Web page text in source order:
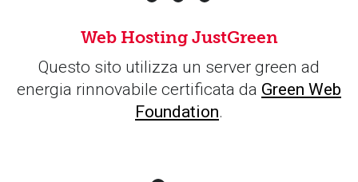
Web Hosting JustGreen
Questo sito utilizza un server green ad
energia rinnovabile certificata da Green Web
Foundation.